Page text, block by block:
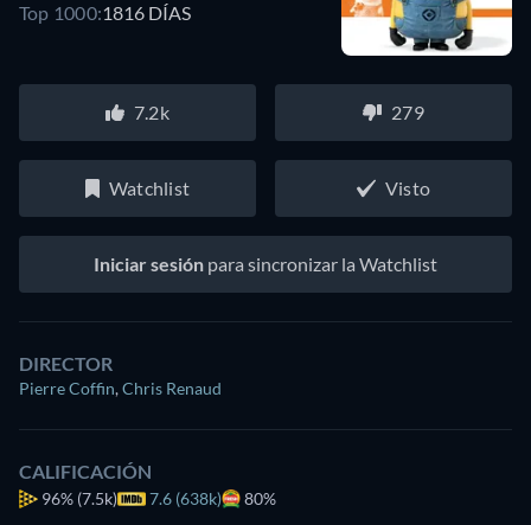
Top 1000:1816 DÍAS
7.2k 279
Watchlist Visto
Iniciar sesión para sincronizar la Watchlist
DIRECTOR
Pierre Coffin,Chris Renaud
CALIFICACIÓN
96% (7.5k) 7.6 (638k) 80%